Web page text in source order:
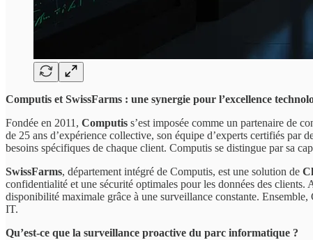
Computis et SwissFarms : une synergie pour l’excellence
Fondée en 2011, Computis s’est imposée comme un partenaire de
de 25 ans d’expérience collective, son équipe d’experts certifiés
besoins spécifiques de chaque client. Computis se distingue par sa
SwissFarms, département intégré de Computis, est une solution de
confidentialité et une sécurité optimales pour les données des
disponibilité maximale grâce à une surveillance constante.
IT.
Qu’est-ce que la surveillance proactive du parc informatique ?